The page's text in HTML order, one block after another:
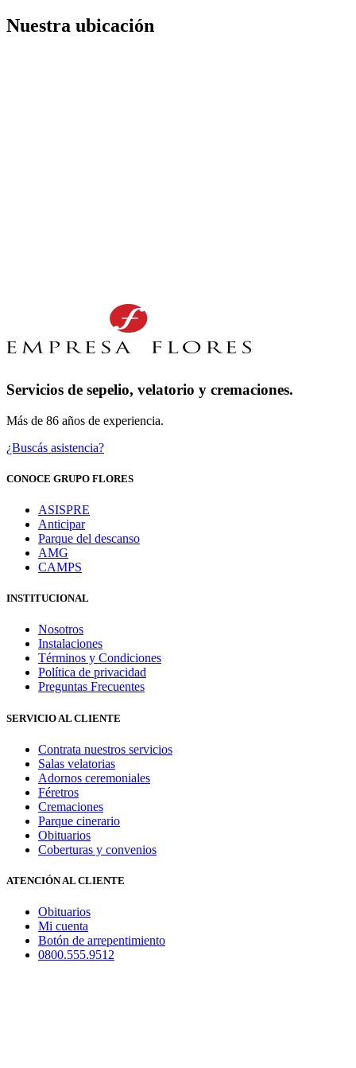
Nuestra ubicación
Servicios de sepelio, velatorio y cremaciones.
Más de 86 años de experiencia.
¿Buscás asistencia?
CONOCE GRUPO FLORES
ASISPRE
Anticipar
Parque del descanso
AMG
CAMPS
INSTITUCIONAL
Nosotros
Instalaciones
Términos y Condiciones
Política de privacidad
Preguntas Frecuentes
SERVICIO AL CLIENTE
Contrata nuestros servicios
Salas velatorias
Adornos ceremoniales
Féretros
Cremaciones
Parque cinerario
Obituarios
Coberturas y convenios
ATENCIÓN AL CLIENTE
Obituarios
Mi cuenta
Botón de arrepentimiento
0800.555.9512